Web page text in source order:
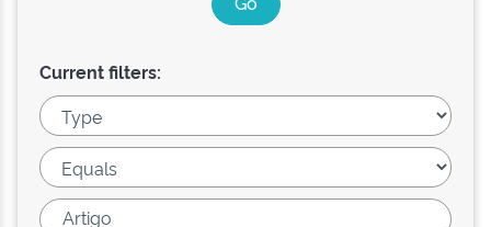
Current filters: